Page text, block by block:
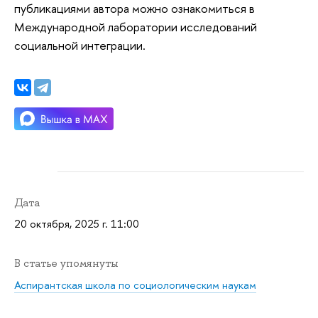
публикациями автора можно ознакомиться в
Международной лаборатории исследований
социальной интеграции.
Дата
20 октября, 2025 г. 11:00
В статье упомянуты
Аспирантская школа по социологическим наукам